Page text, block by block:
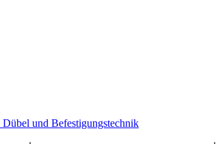
Dübel und Befestigungstechnik